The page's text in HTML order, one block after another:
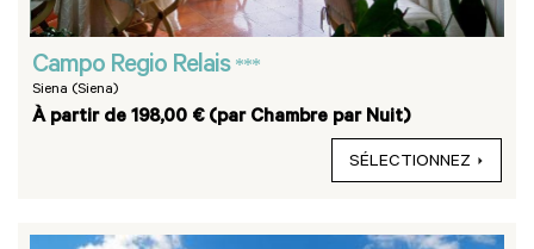
Campo Regio Relais ***
Siena (Siena)
À partir de 198,00 € (par Chambre par Nuit)
SÉLECTIONNEZ